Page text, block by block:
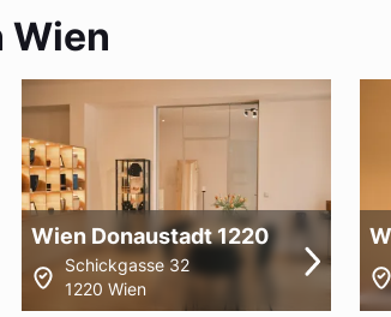
Wien
Wien Donaustadt 1220
Schickgasse 32
1220 Wien